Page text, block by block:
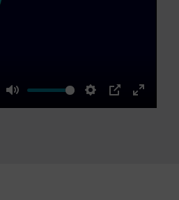
Mute Settings
PIP
Enter